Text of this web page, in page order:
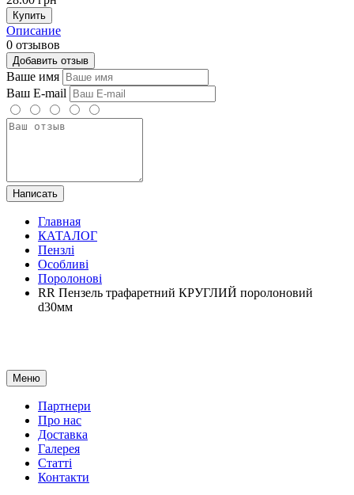
Купить
Описание
0 отзывов
Добавить отзыв
Ваше имя
Ваш E-mail
Написать
Главная
КАТАЛОГ
Пензлі
Особливі
Поролонові
RR Пензель трафаретний КРУГЛИЙ поролоновий
d30мм
Меню
Партнери
Про нас
Доставка
Галерея
Статтi
Контакти